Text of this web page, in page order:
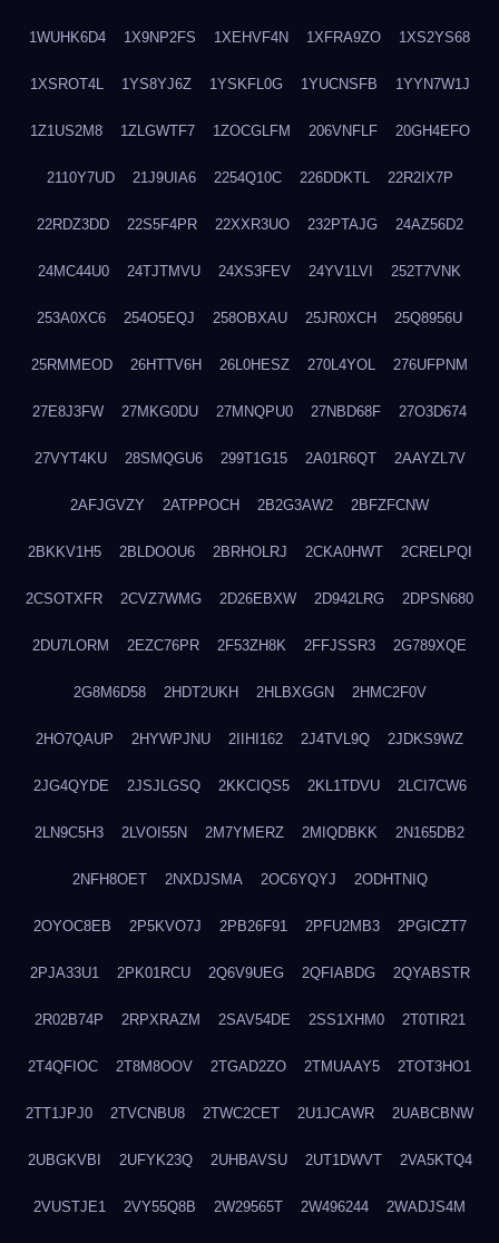
1WUHK6D4 1X9NP2FS 1XEHVF4N 1XFRA9ZO 1XS2YS68
1XSROT4L 1YS8YJ6Z 1YSKFL0G 1YUCNSFB 1YYN7W1J
1Z1US2M8 1ZLGWTF7 1ZOCGLFM 206VNFLF 20GH4EFO
2110Y7UD 21J9UIA6 2254Q10C 226DDKTL 22R2IX7P
22RDZ3DD 22S5F4PR 22XXR3UO 232PTAJG 24AZ56D2
24MC44U0 24TJTMVU 24XS3FEV 24YV1LVI 252T7VNK
253A0XC6 254O5EQJ 258OBXAU 25JR0XCH 25Q8956U
25RMMEOD 26HTTV6H 26L0HESZ 270L4YOL 276UFPNM
27E8J3FW 27MKG0DU 27MNQPU0 27NBD68F 27O3D674
27VYT4KU 28SMQGU6 299T1G15 2A01R6QT 2AAYZL7V
2AFJGVZY 2ATPPOCH 2B2G3AW2 2BFZFCNW
2BKKV1H5 2BLDOOU6 2BRHOLRJ 2CKA0HWT 2CRELPQI
2CSOTXFR 2CVZ7WMG 2D26EBXW 2D942LRG 2DPSN680
2DU7LORM 2EZC76PR 2F53ZH8K 2FFJSSR3 2G789XQE
2G8M6D58 2HDT2UKH 2HLBXGGN 2HMC2F0V
2HO7QAUP 2HYWPJNU 2IIHI162 2J4TVL9Q 2JDKS9WZ
2JG4QYDE 2JSJLGSQ 2KKCIQS5 2KL1TDVU 2LCI7CW6
2LN9C5H3 2LVOI55N 2M7YMERZ 2MIQDBKK 2N165DB2
2NFH8OET 2NXDJSMA 2OC6YQYJ 2ODHTNIQ
2OYOC8EB 2P5KVO7J 2PB26F91 2PFU2MB3 2PGICZT7
2PJA33U1 2PK01RCU 2Q6V9UEG 2QFIABDG 2QYABSTR
2R02B74P 2RPXRAZM 2SAV54DE 2SS1XHM0 2T0TIR21
2T4QFIOC 2T8M8OOV 2TGAD2ZO 2TMUAAY5 2TOT3HO1
2TT1JPJ0 2TVCNBU8 2TWC2CET 2U1JCAWR 2UABCBNW
2UBGKVBI 2UFYK23Q 2UHBAVSU 2UT1DWVT 2VA5KTQ4
2VUSTJE1 2VY55Q8B 2W29565T 2W496244 2WADJS4M